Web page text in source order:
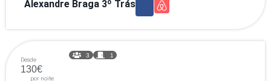
Alexandre Braga 3º Trás
Desde
130€
por noite
3 1